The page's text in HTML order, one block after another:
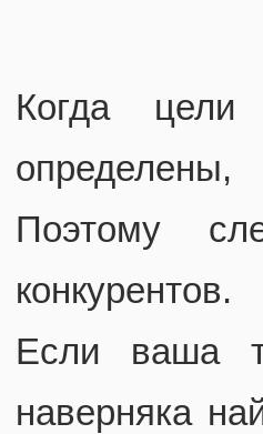
Когда цели
Поэтому
конкурентов.
Если ваша
наверняка